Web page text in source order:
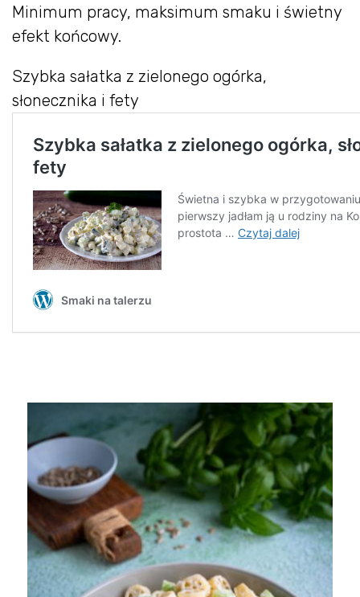
Minimum pracy, maksimum smaku i świetny
efekt końcowy.
Szybka sałatka z zielonego ogórka,
słonecznika i fety